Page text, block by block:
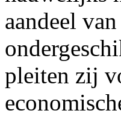
aandeel
pleiten zij